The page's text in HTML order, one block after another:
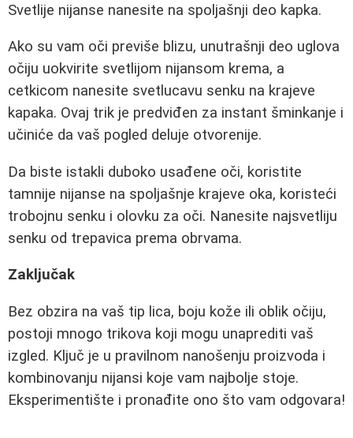
Svetlije nijanse nanesite na spoljašnji deo kapka.
Ako su vam oči previše blizu, unutrašnji deo uglova
očiju uokvirite svetlijom nijansom krema, a
cetkicom nanesite svetlucavu senku na krajeve
kapaka. Ovaj trik je predviđen za instant šminkanje i
učiniće da vaš pogled deluje otvorenije.
Da biste istakli duboko usađene oči, koristite
tamnije nijanse na spoljašnje krajeve oka, koristeći
trobojnu senku i olovku za oči. Nanesite najsvetliju
senku od trepavica prema obrvama.
Zaključak
Bez obzira na vaš tip lica, boju kože ili oblik očiju,
postoji mnogo trikova koji mogu unaprediti vaš
izgled. Ključ je u pravilnom nanošenju proizvoda i
kombinovanju nijansi koje vam najbolje stoje.
Eksperimentište i pronađite ono što vam odgovara!